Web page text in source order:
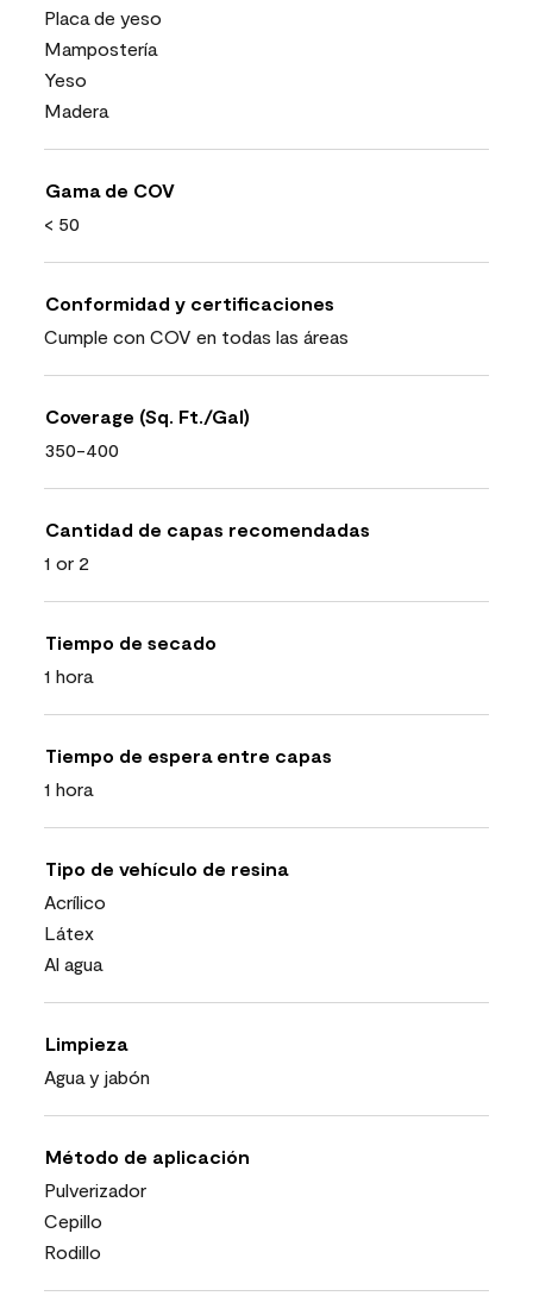
Placa de yeso
Mampostería
Yeso
Madera
Gama de COV
< 50
Conformidad y certificaciones
Cumple con COV en todas las áreas
Coverage (Sq. Ft./Gal)
350-400
Cantidad de capas recomendadas
1 or 2
Tiempo de secado
1 hora
Tiempo de espera entre capas
1 hora
Tipo de vehículo de resina
Acrílico
Látex
Al agua
Limpieza
Agua y jabón
Método de aplicación
Pulverizador
Cepillo
Rodillo